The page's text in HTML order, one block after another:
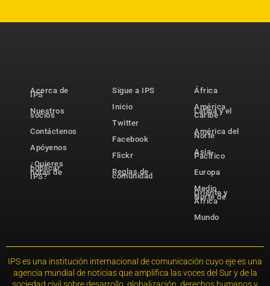
Acerca de
IPS
Nuestros
socios
Contáctenos
Apóyenos
¿Quieres
publicar
notas de
IPS?
Sigue a IPS
Inicio
Twitter
Facebook
Flickr
Reglas de
comunidad
África
América
Latina y el
Caribe
América del
Norte
Asia-
Pacífico
Europa
Medio
Oriente y
Norte de
África
Mundo
IPS es una institución internacional de comunicación cuyo eje es una
agencia mundial de noticias que amplifica las voces del Sur y de la